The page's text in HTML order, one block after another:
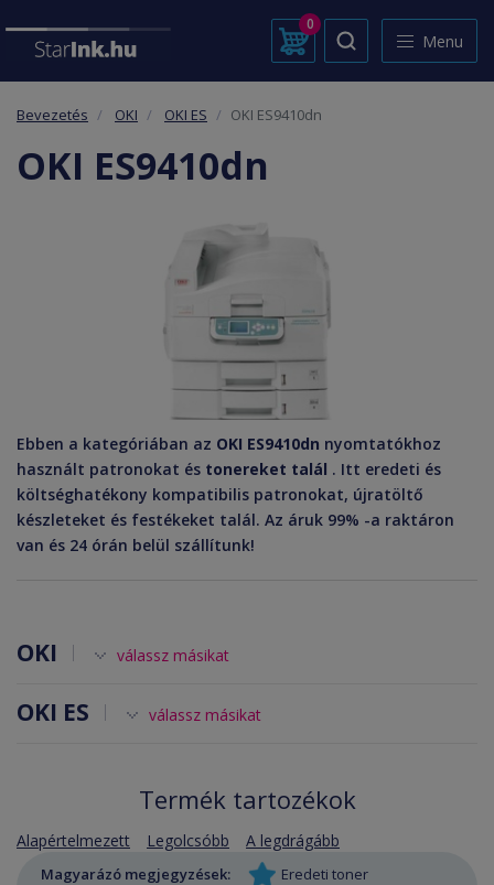
0
Menu
Bevezetés OKI OKI ES OKI ES9410dn
OKI ES9410dn
Ebben a kategóriában az OKI ES9410dn nyomtatókhoz
használt patronokat és tonereket talál . Itt eredeti és
költséghatékony kompatibilis patronokat, újratöltő
készleteket és festékeket talál. Az áruk 99% -a raktáron
van és 24 órán belül szállítunk!
OKI válassz másikat
OKI ES válassz másikat
Termék tartozékok
Alapértelmezett Legolcsóbb A legdrágább
Magyarázó megjegyzések:
Eredeti toner